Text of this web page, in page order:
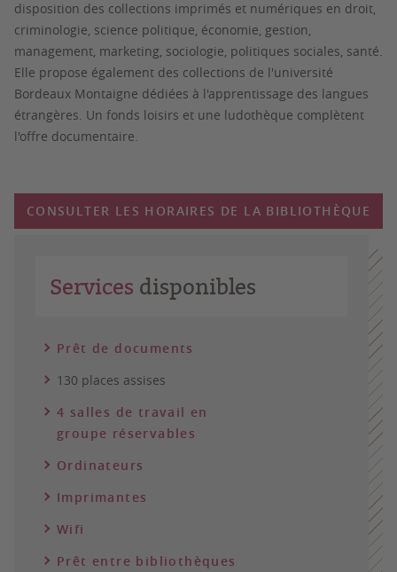
disposition des collections imprimés et numériques en droit,
criminologie, science politique, économie, gestion,
management, marketing, sociologie, politiques sociales, santé.
Elle propose également des collections de l'université
Bordeaux Montaigne dédiées à l'apprentissage des langues
étrangères. Un fonds loisirs et une ludothèque complètent
l'offre documentaire.
CONSULTER LES HORAIRES DE LA BIBLIOTHÈQUE
Services disponibles
Prêt de documents
130 places assises
4 salles de travail en
groupe réservables
Ordinateurs
Imprimantes
Wifi
Prêt entre bibliothèques